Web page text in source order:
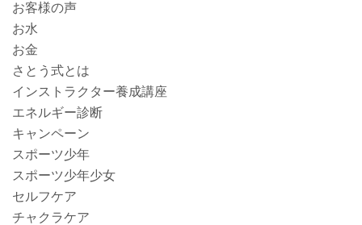
お客様の声
お水
お金
さとう式とは
インストラクター養成講座
エネルギー診断
キャンペーン
スポーツ少年
スポーツ少年少女
セルフケア
チャクラケア